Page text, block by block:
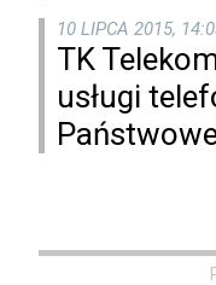
10 LIPCA 2015,
TK
usługi